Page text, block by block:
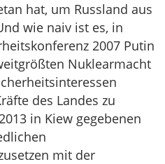
hat, um Russland aus
wie naiv ist es, in
2007 Putin
Nuklearmacht
des Landes zu
in Kiew gegebenen
mit der